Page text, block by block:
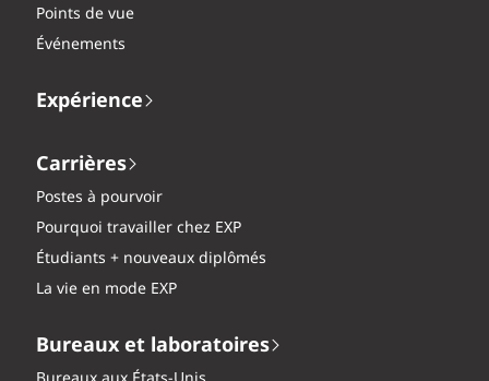
Points de vue
Événements
Expérience
Carrières
Postes à pourvoir
Pourquoi travailler chez EXP
Étudiants + nouveaux diplômés
La vie en mode EXP
Bureaux et laboratoires